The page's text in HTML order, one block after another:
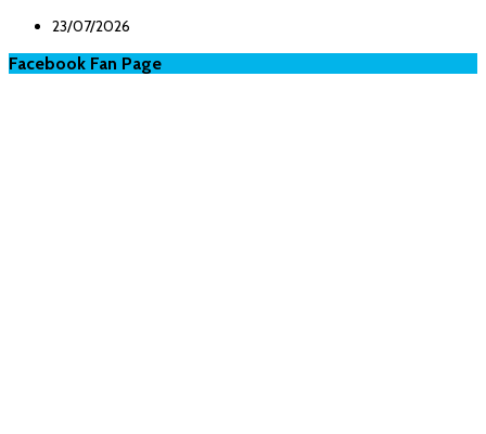
23/07/2026
Facebook Fan Page